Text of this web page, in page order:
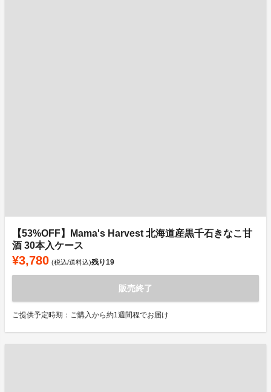
【53%OFF】Mama's Harvest 北海道産黒千石きなこ甘
酒 30本入ケース
¥3,780 (税込/送料込)残り19
販売終了
ご提供予定時期：ご購入から約1週間程でお届け